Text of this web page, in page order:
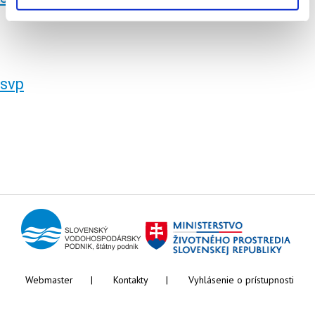
svp
Webmaster Kontakty Vyhlásenie o prístupnosti